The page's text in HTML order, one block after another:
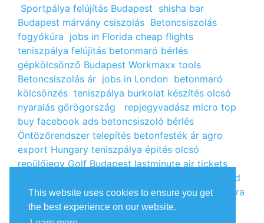
This website uses cookies to ensure you get
the best experience on our website.
Sportpálya felújítás Budapest shisha bar
Budapest márvány csiszolás Betoncsiszolás
fogyókúra jobs in Florida cheap flights
teniszpálya felújitás betonmaró bérlés
gépkölcsönző Budapest Workmaxx tools
Betoncsiszolás ár jobs in London betonmaró
kölcsönzés teniszpálya burkolat készítés olcsó
nyaralás görögország
repjegyvadász micro top
buy facebook ads betoncsiszoló bérlés
Öntözőrendszer telepítés betonfesték ár agro
export Hungary teniszpálya épités olcsó
repülőjegy Golf Budapest lastminute air tickets
kalcium klorid
árlistaÁllás Budapest kinai webshop fogyókúra
receptek Budget Golf Holiday tengerparti
nyaralás 2022